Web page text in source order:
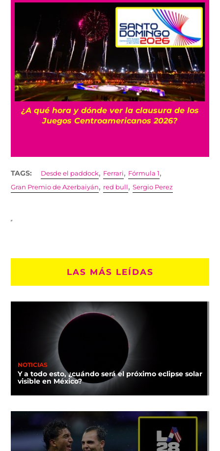
¿A qué hora y dónde ver la clausura de los
Juegos Centroamericanos 2026?
TAGS: Desde el paddock, Ferrari, Fórmula 1,
Gran Premio de Azerbaiyán, red bull ,Sergio Perez
LAS MÁS LEÍDAS
NOTICIAS
Y a todo esto, ¿cuándo será el próximo eclipse solar
visible en México?